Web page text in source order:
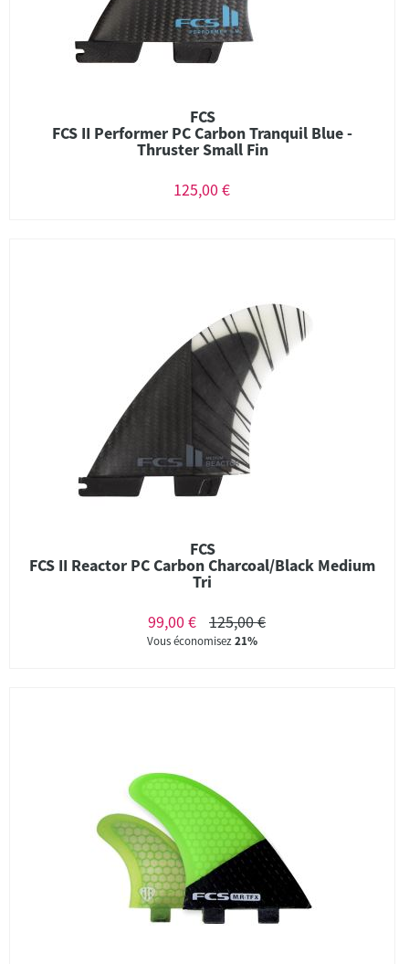
FCS
FCS II Performer PC Carbon Tranquil Blue -
Thruster Small Fin
125,00 €
FCS
FCS II Reactor PC Carbon Charcoal/Black Medium
Tri
99,00 €
125,00 €
Vous économisez21%